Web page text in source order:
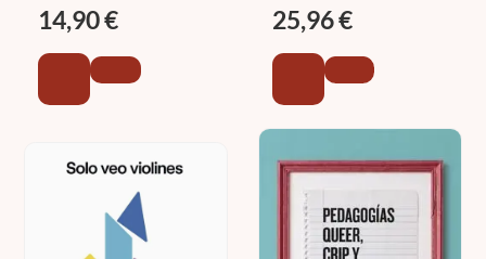
14,90 €
GARCÍA, FERNANDO
25,96 €